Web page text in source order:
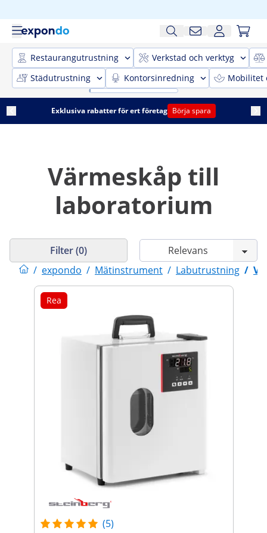
Restaurangutrustning
Verkstad och verktyg
Städutrustning
Kontorsinredning Mobilitet
Exklusiva rabatter för ert företag Börja spara
Värmeskåp till
laboratorium
/ expondo / Mätinstrument / Labutrustning /
Filter (0)
Rea
(5)